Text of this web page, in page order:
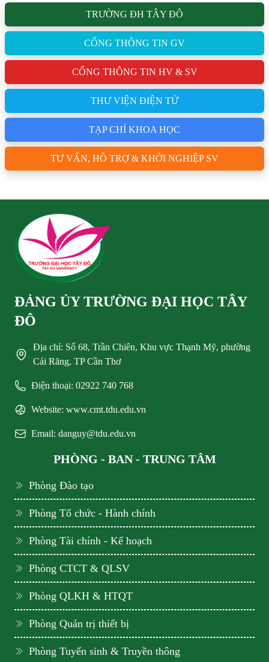
TRƯỜNG ĐH TÂY ĐÔ
CỔNG THÔNG TIN GV
CỔNG THÔNG TIN HV & SV
THƯ VIỆN ĐIỆN TỬ
TẠP CHÍ KHOA HỌC
TƯ VẤN, HỖ TRỢ & KHỞI NGHIỆP SV
ĐẢNG ỦY TRƯỜNG ĐẠI HỌC TÂY
ĐÔ
Địa chỉ: Số 68, Trần Chiên, Khu vực Thạnh Mỹ, phường
Cái Răng, TP Cần Thơ
Điện thoại: 02922 740 768
Website: www.cmt.tdu.edu.vn
Email: danguy@tdu.edu.vn
PHÒNG - BAN - TRUNG TÂM
Phòng Đào tạo
Phòng Tổ chức - Hành chính
Phòng Tài chính - Kế hoạch
Phòng CTCT & QLSV
Phòng QLKH & HTQT
Phòng Quản trị thiết bị
Phòng Tuyển sinh & Truyền thông